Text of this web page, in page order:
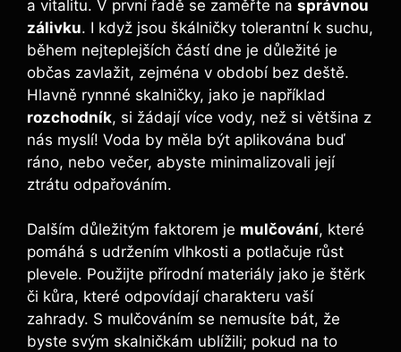
a vitalitu. V první řadě se zaměřte na správnou
zálivku. I když jsou škálničky tolerantní k suchu,
během nejteplejších částí dne je důležité je
občas zavlažit, zejména v období bez deště.
Hlavně rynnné skalničky, jako je například
rozchodník, si žádají více vody, než si většina z
nás myslí! Voda by měla být aplikována buď
ráno, nebo večer, abyste minimalizovali její
ztrátu odpařováním.
Dalším důležitým faktorem je mulčování, které
pomáhá s udržením vlhkosti a potlačuje růst
plevele. Použijte přírodní materiály jako je štěrk
či kůra, které odpovídají charakteru vaší
zahrady. S mulčováním se nemusíte bát, že
byste svým skalničkám ublížili; pokud na to